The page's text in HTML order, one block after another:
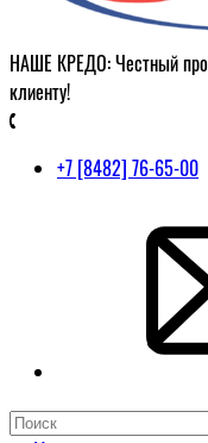
НАШЕ КРЕДО: Честный
клиенту!
+7 [8482] 76-65-00